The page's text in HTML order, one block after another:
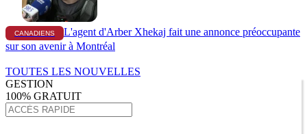
CANADIENS
L'agent d'Arber Xhekaj fait une annonce préoccupante
sur son avenir à Montréal
TOUTES LES NOUVELLES
GESTION
100% GRATUIT